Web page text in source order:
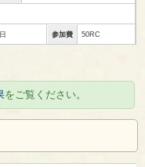
参加費 50RC
をご覧ください。